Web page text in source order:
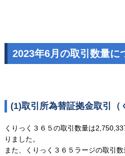
2023年6月の取引数量に
(1)取引所為替証拠金取引（
くりっく３６５の取引数量は
りました。
また、くりっく３６５ラージの取引